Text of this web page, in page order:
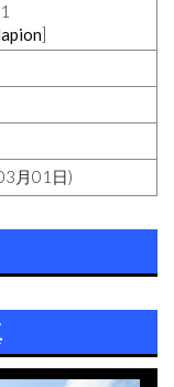
]
月01日)